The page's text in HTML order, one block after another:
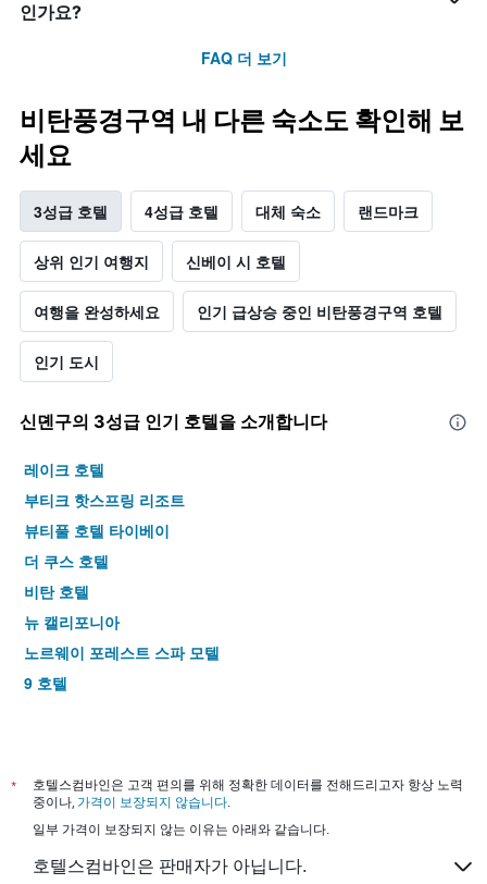
인가요?
FAQ 더 보기
비탄풍경구역 내 다른 숙소도 확인해 보
세요
3성급 호텔 4성급 호텔 대체 숙소 랜드마크
상위 인기 여행지 신베이 시 호텔
여행을 완성하세요 인기 급상승 중인 비탄풍경구역 호텔
인기 도시
신뎬구​의 3​성급 인기 호텔을 소개합니다
레이크 호텔
부티크 핫스프링 리조트
뷰티풀 호텔 타이베이
더 쿠스 호텔
비탄 호텔
뉴 캘리포니아
노르웨이 포레스트 스파 모텔
9 호텔
*
호텔스컴바인은 고객 편의를 위해 정확한 데이터를 전해드리고자 항상 노력
중이나, 가격이 보장되지 않습니다.
일부 가격이 보장되지 않는 이유는 아래와 같습니다.
호텔스컴바인은 판매자가 아닙니다.